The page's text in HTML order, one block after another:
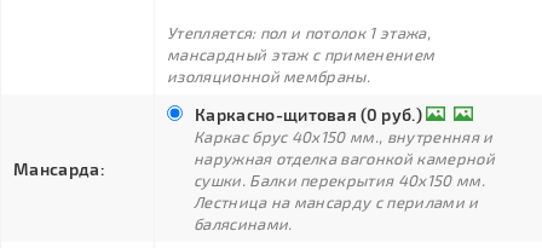
Утепляется: пол и потолок 1 этажа,
мансардный этаж с применением
изоляционной мембраны.
Мансарда:
Каркасно-щитовая (0 руб.)
Каркас брус 40х150 мм., внутренняя и
наружная отделка вагонкой камерной
сушки. Балки перекрытия 40х150 мм.
Лестница на мансарду с перилами и
балясинами.